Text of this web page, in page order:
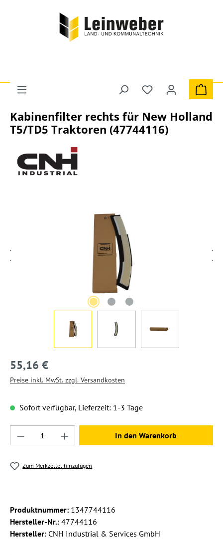
Zum Hauptinhalt springen
Du hast 0 Produkte
Traktoren
Kabinenfilter rechts für New Holland
T5/TD5 Traktoren (47744116)
55,16 €
Preise inkl. MwSt. zzgl. Versandkosten
Sofort verfügbar, Lieferzeit: 1-3 Tage
Produkt Anzahl: Gib den gewünschten
In den Warenkorb
Zum Merkzettel hinzufügen
Produktnummer: 1347744116
Hersteller-Nr.: 47744116
Hersteller: CNH Industrial & Services GmbH